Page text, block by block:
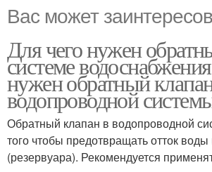
Вас может
Для чего нужен
системе
нужен обратный
водопроводной
Обратный клапан в водопроводной
того чтобы предотвращать отток воды
(резервуара). Рекомендуется